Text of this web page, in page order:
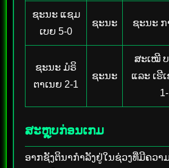
ຊະນະ ແຊມ
ເບຍ 5-0
ຊະນະ ຊະນະ ກ
ຊະນະ ມໍຣິ
ຕາເນຍ 2-1
ຊະນະ
ສະເໝີ
ແລະ ເຮີ
ສະຫຼຸບກ່ອນເກມ
ອາກຊັງຕິນາກຳລັງຢູ່ໃນຊ່ວງທີ່ມີຄວ